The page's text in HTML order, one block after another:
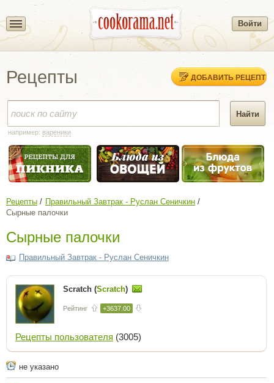
Войти
Рецепты ДОБАВИТЬ РЕЦЕПТ
например: вареники
Рецепты
Правильный Завтрак - Руслан Сеничкин
Сырные палочки
Сырные палочки
Правильный Завтрак - Руслан Сеничкин
Scratch (Scratch)
Рейтинг +3637.00
Рецепты пользователя (3005)
не указано